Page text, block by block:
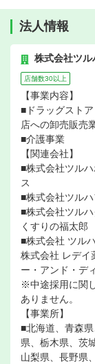
法人情報
株式会社ツル
店舗数30以上
【事業内容】
■ドラッグスト
店への卸売販売
■介護事業
【関連会社】
■株式会社ツル
ス
■株式会社ツル
■株式会社ツル
くすりの福太郎
■株式会社 ツル
株式会社 レデ
ー・アンド・
※中途採用に関
ありません。
【事業所】
■北海道、青森
県、栃木県、茨
山梨県、長野県